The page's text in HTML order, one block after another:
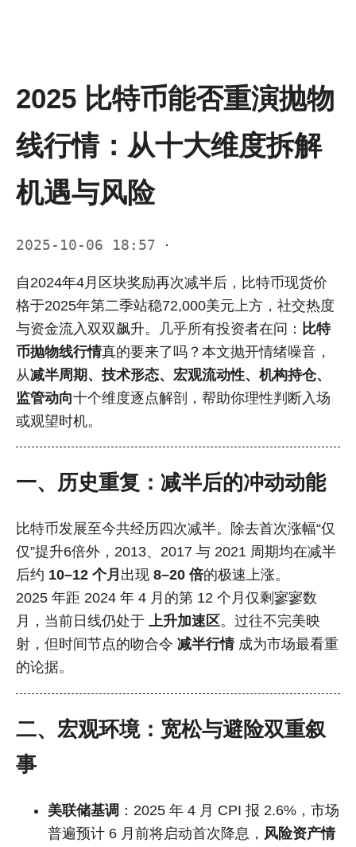
2025 比特币能否重演抛物
线行情：从十大维度拆解
机遇与风险
2025-10-06 18:57 ·
自2024年4月区块奖励再次减半后，比特币现货价
格于2025年第二季站稳72,000美元上方，社交热度
与资金流入双双飙升。几乎所有投资者在问： 比特
币抛物线行情真的要来了吗？本文抛开情绪噪音，
从减半周期、技术形态、宏观流动性、机构持仓、
监管动向十个维度逐点解剖，帮助你理性判断入场
或观望时机。
一、历史重复：减半后的冲动动能
比特币发展至今共经历四次减半。除去首次涨幅“仅
仅”提升6倍外，2013、2017 与 2021 周期均在减半
后约 10–12 个月 出现 8–20 倍的极速上涨。
2025 年距 2024 年 4 月的第 12 个月仅剩寥寥数
月，当前日线仍处于 上升加速区。过往不完美映
射，但时间节点的吻合令 减半行情成为市场最看重
的论据。
二、宏观环境：宽松与避险双重叙
事
美联储基调 ：2025 年 4 月 CPI 报 2.6%，市场
普遍预计 6 月前将启动首次降息， 风险资产情